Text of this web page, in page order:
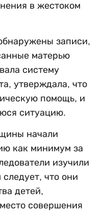
в жестоком
записи,
матерью
систему
утверждала, что
помощь, и
ситуацию.
начали
как минимум за
изучили
что они
детей,
совершения